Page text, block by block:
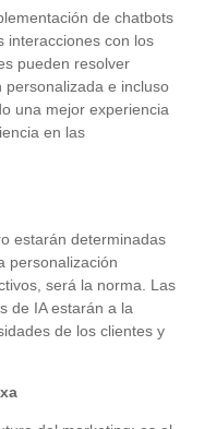
de chatbots
interacciones con los
pueden resolver
e incluso
una mejor experiencia
en las
estarán determinadas
personalización
será la norma. Las
de IA estarán a la
de los clientes y